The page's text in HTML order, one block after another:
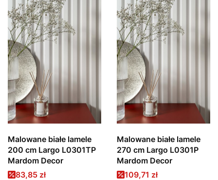
Malowane białe lamele
200 cm Largo L0301TP
Mardom Decor
Cena promocyjna
83,85 zł
Malowane białe lamele
270 cm Largo L0301P
Mardom Decor
Cena promocyjna
109,71 zł